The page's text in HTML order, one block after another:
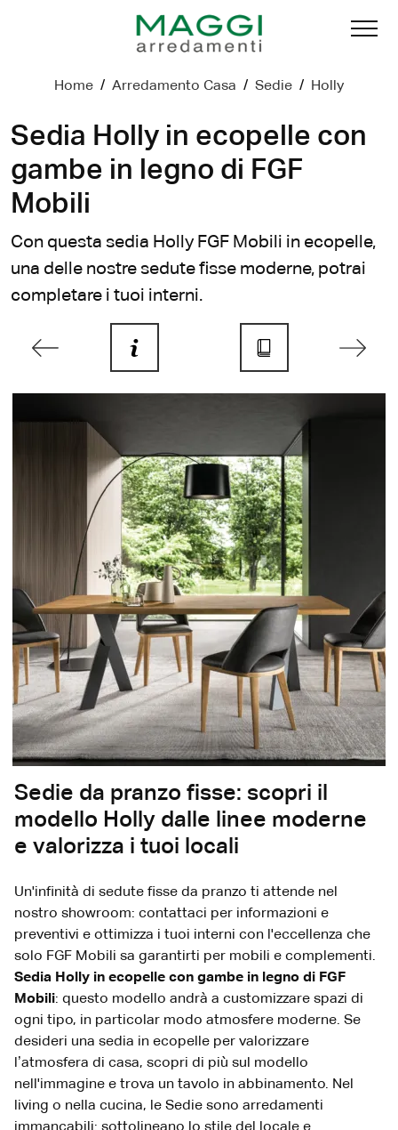
Home / Arredamento Casa / Sedie / Holly
Sedia Holly in ecopelle con
gambe in legno di FGF
Mobili
Con questa sedia Holly FGF Mobili in ecopelle,
una delle nostre sedute fisse moderne, potrai
completare i tuoi interni.
Sedie da pranzo fisse: scopri il
modello Holly dalle linee moderne
e valorizza i tuoi locali
Un'infinità di sedute fisse da pranzo ti attende nel
nostro showroom: contattaci per informazioni e
preventivi e ottimizza i tuoi interni con l'eccellenza che
solo FGF Mobili sa garantirti per mobili e complementi.
Sedia Holly in ecopelle con gambe in legno di FGF
Mobili: questo modello andrà a customizzare spazi di
ogni tipo, in particolar modo atmosfere moderne. Se
desideri una sedia in ecopelle per valorizzare
l’atmosfera di casa, scopri di più sul modello
nell'immagine e trova un tavolo in abbinamento. Nel
living o nella cucina, le Sedie sono arredamenti